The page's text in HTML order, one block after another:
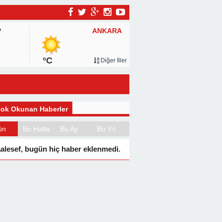
ANKARA
°C Diğer İller
Okunan Haberler
Bu Hafta Bu Ay Bu Yıl
bugün hiç haber eklenmedi.